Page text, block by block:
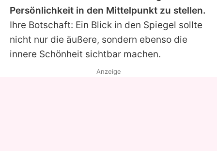
Persönlichkeit in den Mittelpunkt zu stellen.
Ihre Botschaft: Ein Blick in den Spiegel sollte
nicht nur die äußere, sondern ebenso die
innere Schönheit sichtbar machen.
Anzeige